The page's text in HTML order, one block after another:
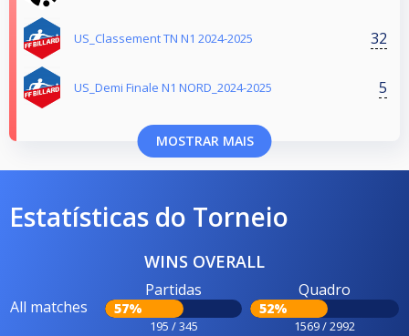
US_Classement TN N1 2024-2025 32
US_Demi Finale N1 NORD_2024-2025 5
MOSTRAR MAIS
Estatísticas do Torneio
WINS OVERALL
All matches
Partidas
57%
195 / 345
Quadro
52%
1569 / 2992